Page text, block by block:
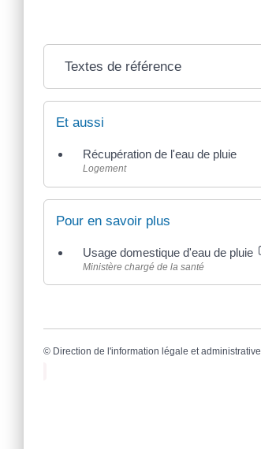
Textes de référence
Et aussi
Récupération de l'eau de pluie
Logement
Pour en savoir plus
Usage domestique d'eau de pluie
Ministère chargé de la santé
© Direction de l'information légale et administrative